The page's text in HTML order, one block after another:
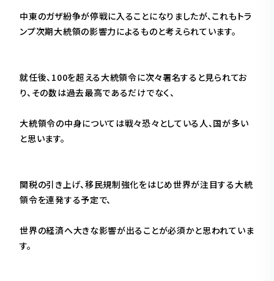
中東のガザ紛争が停戦に入ることになりましたが、これもトラ
ンプ次期大統領の影響力によるものと考えられています。
就任後、100を超える大統領令に次々署名すると見られてお
り、その数は過去最高であるだけでなく、
大統領令の中身については戦々恐々としている人、国が多い
と思います。
関税の引き上げ、移民規制強化をはじめ世界が注目する大統
領令を連発する予定で、
世界の経済へ大きな影響が出ることが必須かと思われていま
す。